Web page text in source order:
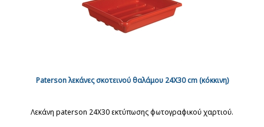
Paterson λεκάνες σκοτεινού θαλάμου 24Χ30 cm (κόκκινη)
Λεκάνη paterson 24Χ30 εκτύπωσης φωτογραφικού χαρτιού.